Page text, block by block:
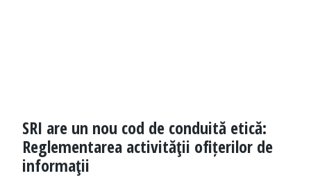
SRI are un nou cod de conduită etică:
Reglementarea activităţii ofițerilor de
informaţii